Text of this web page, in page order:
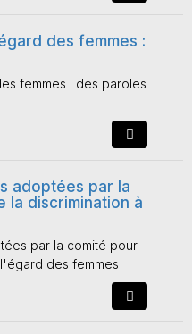
des femmes :
femmes : des paroles
adoptées par la
la discrimination à
par la comité pour
des femmes